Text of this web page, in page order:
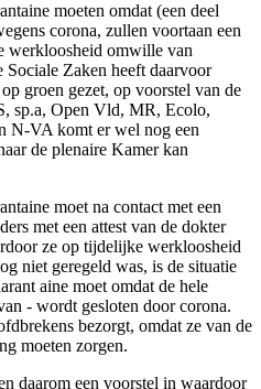
moeten omdat (een deel
corona, zullen voortaan een
werkloosheid omwille van
Zaken heeft daarvoor
groen gezet, op voorstel van de
sp.a, Open Vld, MR, Ecolo,
N-VA komt er wel nog een
de plenaire Kamer kan
moet na contact met een
met een attest van de dokter
ze op tijdelijke werkloosheid
niet geregeld was, is de situatie
aine moet omdat de hele
- wordt gesloten door corona.
bezorgt, omdat ze van de
moeten zorgen.
daarom een voorstel in waardoor